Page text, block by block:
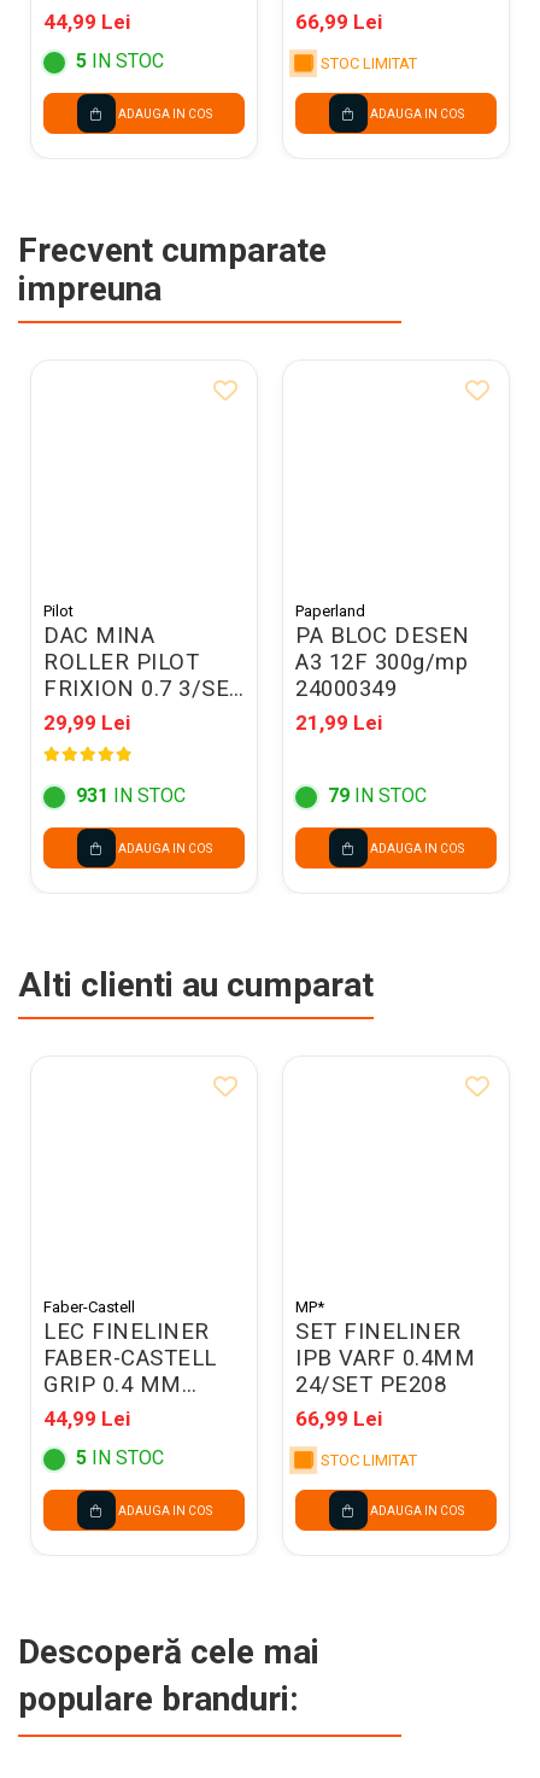
10/SET FC151610
44,99 Lei
5 IN STOC
ADAUGA IN COS
66,99 Lei
STOC LIMITAT
ADAUGA IN COS
Frecvent cumparate
impreuna
Pilot
DAC MINA
ROLLER PILOT
FRIXION 0.7 3/SET
ALBASTRU BLS-
FR7L-S3
M/074NRFXAA
29,99 Lei
931 IN STOC
ADAUGA IN COS
Paperland
PA BLOC DESEN
A3 12F 300g/mp
24000349
21,99 Lei
79 IN STOC
ADAUGA IN COS
Alti clienti au cumparat
Faber-Castell
LEC FINELINER
FABER-CASTELL
GRIP 0.4 MM
10/SET FC151610
44,99 Lei
5 IN STOC
ADAUGA IN COS
MP*
SET FINELINER
IPB VARF 0.4MM
24/SET PE208
66,99 Lei
STOC LIMITAT
ADAUGA IN COS
Descoperă cele mai
populare branduri: